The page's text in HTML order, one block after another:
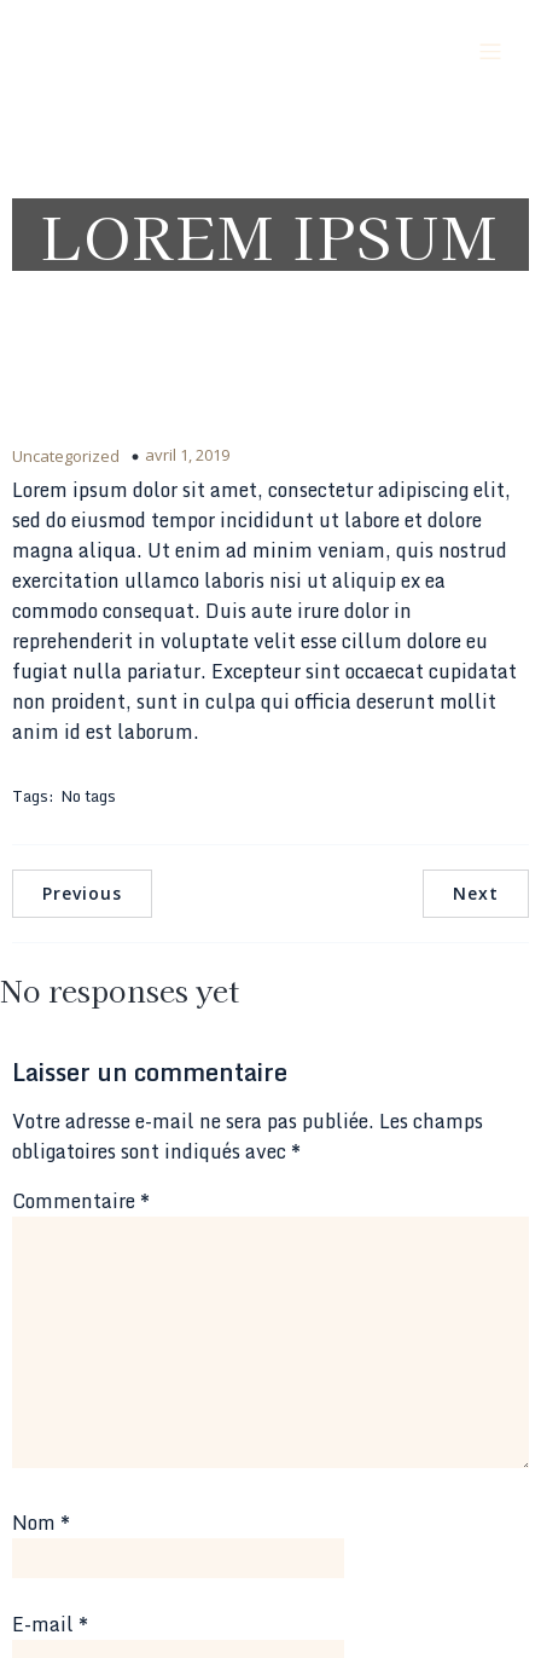
LOREM IPSUM
Uncategorized avril 1, 2019
Lorem ipsum dolor sit amet, consectetur adipiscing elit,
sed do eiusmod tempor incididunt ut labore et dolore
magna aliqua. Ut enim ad minim veniam, quis nostrud
exercitation ullamco laboris nisi ut aliquip ex ea
commodo consequat. Duis aute irure dolor in
reprehenderit in voluptate velit esse cillum dolore eu
fugiat nulla pariatur. Excepteur sint occaecat cupidatat
non proident, sunt in culpa qui officia deserunt mollit
anim id est laborum.
Tags: No tags
Previous Next
No responses yet
Laisser un commentaire
Votre adresse e-mail ne sera pas publiée. Les champs
obligatoires sont indiqués avec *
Commentaire*
Nom *
E-mail *